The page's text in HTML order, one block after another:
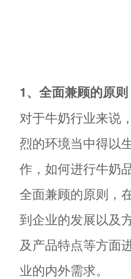
1、全面兼顾的原则
对于牛奶行业来说
烈的环境当中得以
作，如何进行牛奶
全面兼顾的原则，
到企业的发展以及
及产品特点等方面
业的内外需求。